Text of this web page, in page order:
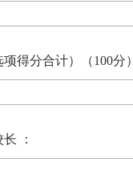
得分合计）（100分）
：